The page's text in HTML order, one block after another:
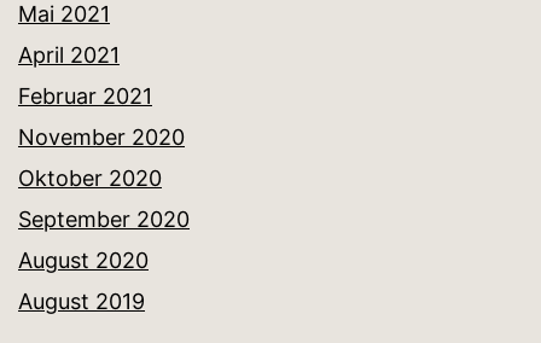
Mai 2021
April 2021
Februar 2021
November 2020
Oktober 2020
September 2020
August 2020
August 2019